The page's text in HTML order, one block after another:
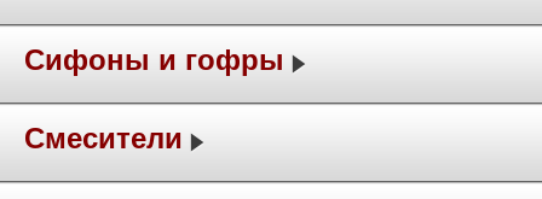
Сифоны и гофры
Смесители